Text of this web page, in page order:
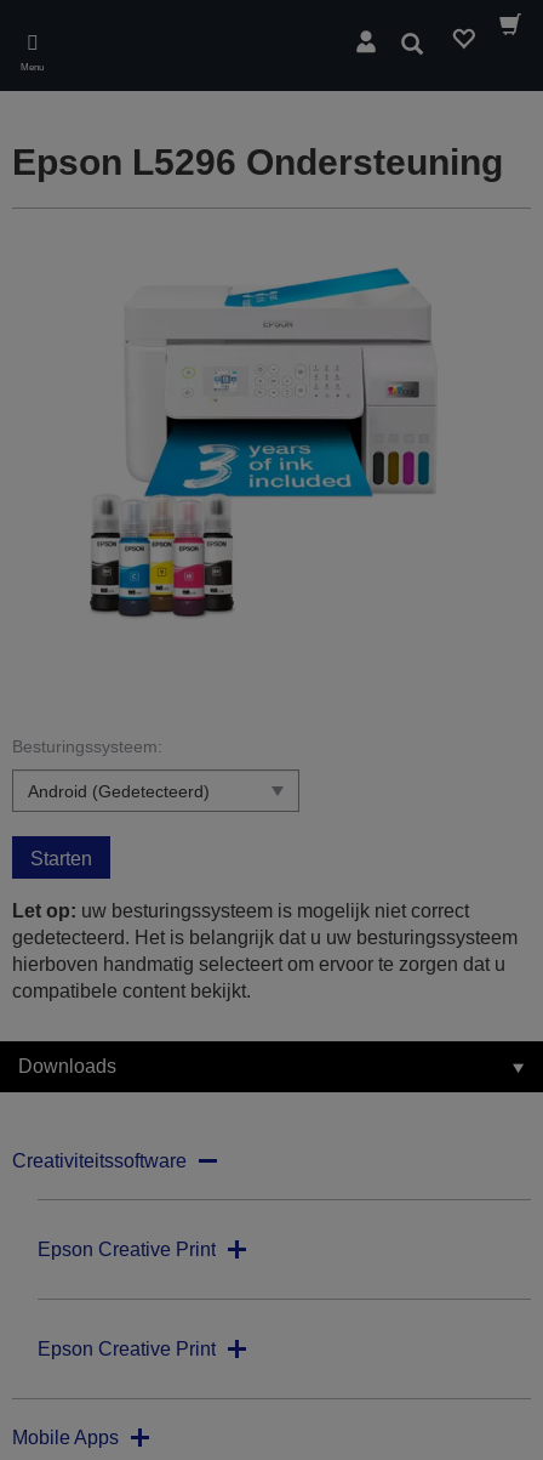
main
content
Menu
Zoeken
Epson L5296 Ondersteuning
Besturingssysteem:
Starten
Let op: uw besturingssysteem is mogelijk niet correct
gedetecteerd. Het is belangrijk dat u uw besturingssysteem
hierboven handmatig selecteert om ervoor te zorgen dat u
compatibele content bekijkt.
Downloads
Creativiteitssoftware
Epson Creative Print
Epson Creative Print
Mobile Apps